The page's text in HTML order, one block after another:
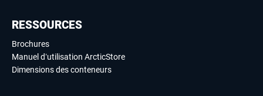
RESSOURCES
Brochures
Manuel d’utilisation ArcticStore
Dimensions des conteneurs